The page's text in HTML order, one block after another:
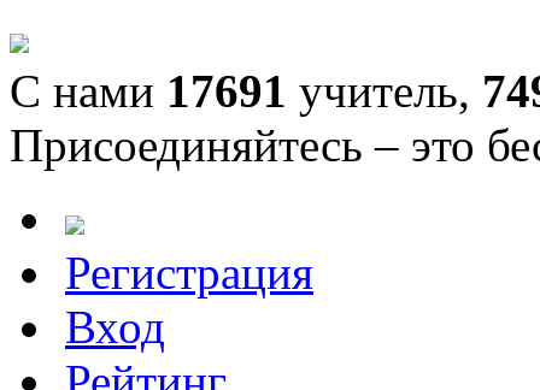
С нами 17691 учитель,
Присоединяйтесь – это
Регистрация
Вход